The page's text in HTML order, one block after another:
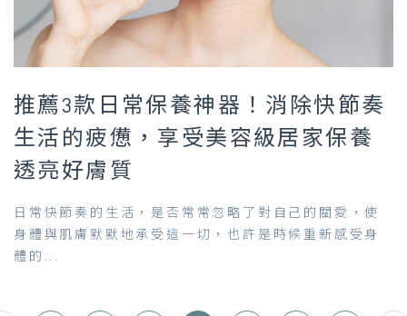
推薦3款日常保養神器！消除快節奏
生活的疲憊，享受美容級居家保養
透亮好膚質
日常快節奏的生活，是否常常忽略了對自己的關愛，使
身體與肌膚默默地承受這一切，也許是時候重新感受身
體的...